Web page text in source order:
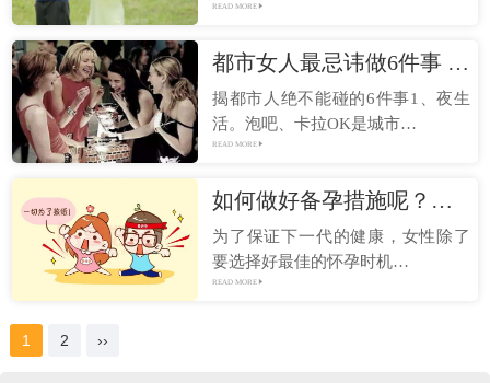
READ MORE
都市女人最忌讳做6件事 夜生活最伤害身体
揭都市人绝不能碰的6件事1、夜生
活。泡吧、卡拉OK是城市…
READ MORE
如何做好备孕措施呢？女性在孕前应做好的6个备孕措施
为了保证下一代的健康，女性除了
要选择好最佳的怀孕时机…
READ MORE
1 2 ››